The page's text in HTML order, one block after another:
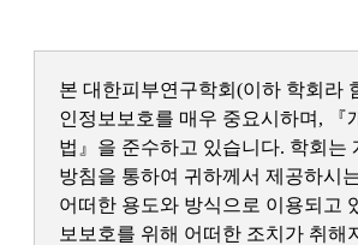
본 대한피부연구학회(이하 학회라
인정보보호를 매우 중요시하며, 『
법』을 준수하고 있습니다. 학회는
방침을 통하여 귀하께서 제공하시
어떠한 용도와 방식으로 이용되고
보보호를 위해 어떠한 조치가 취해